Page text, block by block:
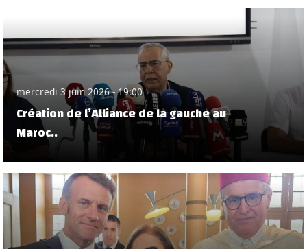
mercredi 3 juin 2026 - 19:00
Création de l’Alliance de la gauche au
Maroc..